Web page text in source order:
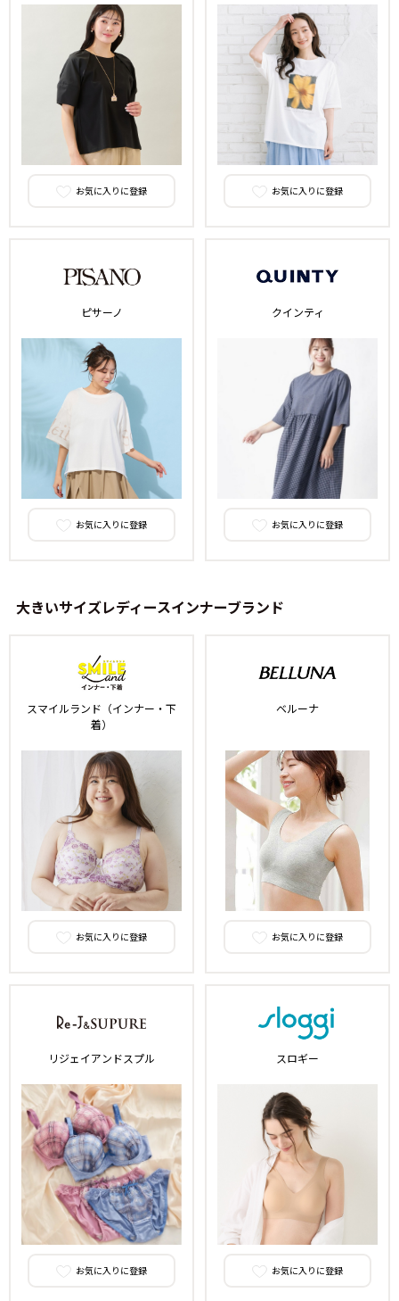
お気に入りに登録 お気に入りに登録
ピサーノ
お気に入りに登録
クインティ
お気に入りに登録
大きいサイズレディースインナーブランド
スマイルランド（インナー・下
着）
お気に入りに登録
ベルーナ
お気に入りに登録
リジェイアンドスプル
お気に入りに登録
スロギー
お気に入りに登録